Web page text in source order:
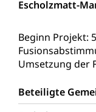
Escholzmatt-
Beginn Projekt:
Umsetzung der
Beteiligte
Erschöpfung,